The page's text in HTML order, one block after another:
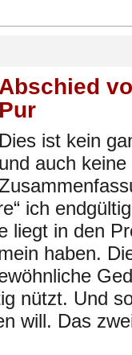
Abschied
Pur
Dies ist kein
und auch
ich
liegt in den
haben.
nützt. Und
will. Das